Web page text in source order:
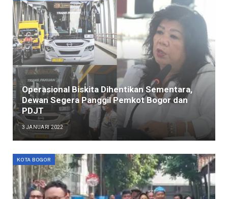
Operasional Biskita Dihentikan Sementara,
Dewan Segera Panggil Pemkot Bogor dan
PDJT
3 JANUARI 2022
KOTA BOGOR